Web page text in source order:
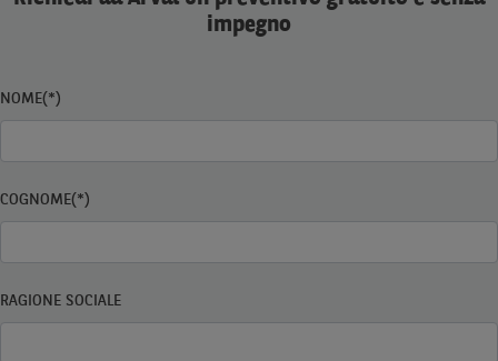
impegno
NOME(*)
COGNOME(*)
RAGIONE SOCIALE